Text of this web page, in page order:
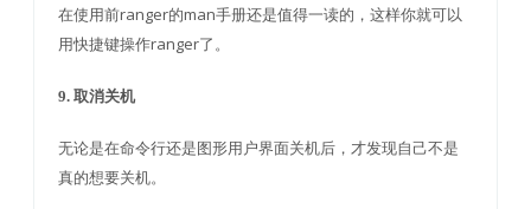
在使用前ranger的man手册还是值得一读的，这样你就可以
用快捷键操作ranger了。
9. 取消关机
无论是在命令行还是图形用户界面关机后，才发现自己不是
真的想要关机。